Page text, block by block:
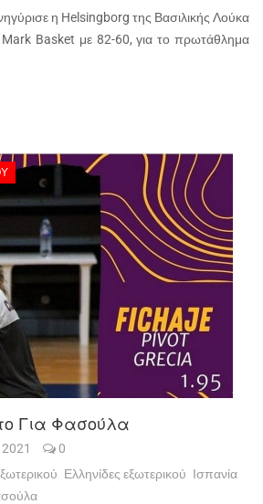
η Helsingborg της Βασιλικής Λούκα
Mark Basket με 82-60, για το πρωτάθλημα
Για Φασούλα
2021
0
Ελληνίδες εξωτερικού Ισπανία